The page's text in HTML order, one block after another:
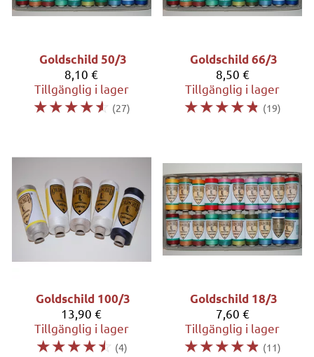
Goldschild 50/3
8,10 €
Tillgänglig i lager
☆☆☆☆☆ (27)
Goldschild 66/3
8,50 €
Tillgänglig i lager
☆☆☆☆☆ (19)
Goldschild 100/3
13,90 €
Tillgänglig i lager
☆☆☆☆☆ (4)
Goldschild 18/3
7,60 €
Tillgänglig i lager
☆☆☆☆☆ (11)